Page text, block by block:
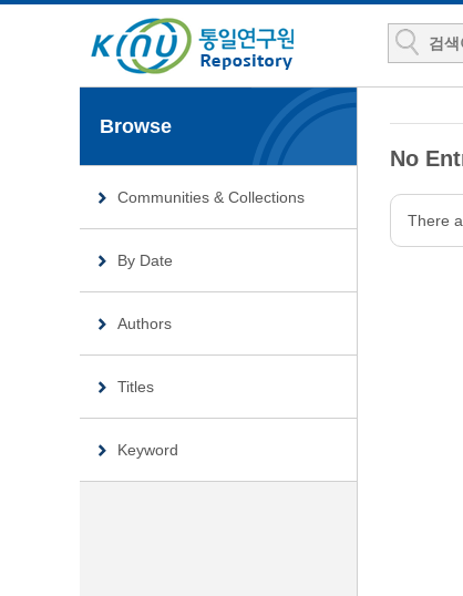
Browse
Communities & Collections
By Date
Authors
Titles
Keyword
No
There